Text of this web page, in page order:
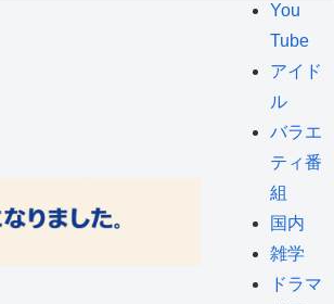
You
Tube
アイド
ル
バラエ
ティ番
組
国内
雑学
ドラマ